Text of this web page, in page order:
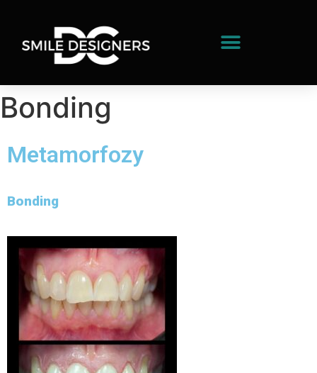
Bonding
Metamorfozy
Bonding